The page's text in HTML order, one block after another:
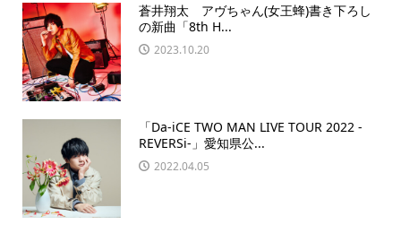
蒼井翔太 アヴちゃん(女王蜂)書き下ろし
の新曲「8th H...
2023.10.20
「Da-iCE TWO MAN LIVE TOUR 2022 -
REVERSi-」愛知県公...
2022.04.05